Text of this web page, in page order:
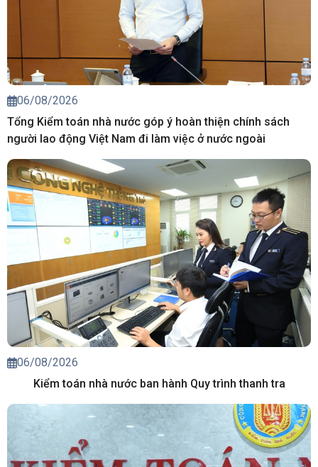
06/08/2026
Tổng Kiểm toán nhà nước góp ý hoàn thiện chính sách
người lao động Việt Nam đi làm việc ở nước ngoài
06/08/2026
Kiểm toán nhà nước ban hành Quy trình thanh tra